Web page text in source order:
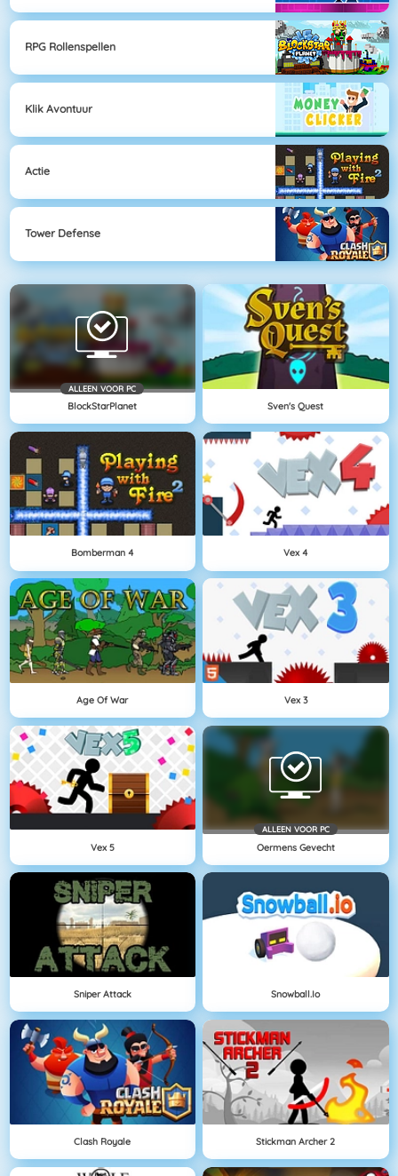
RPG Rollenspellen
Klik Avontuur
Actie
Tower Defense
ALLEEN VOOR PC
BlockStarPlanet Sven's Quest
Bomberman 4 Vex 4
Age Of War Vex 3
Vex 5
ALLEEN VOOR PC
Oermens Gevecht
Sniper Attack Snowball.io
Clash Royale Stickman Archer 2